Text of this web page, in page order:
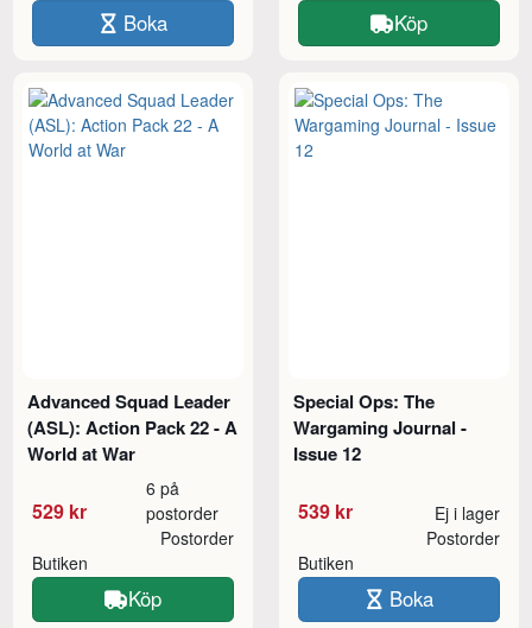
Boka Köp
Advanced Squad Leader
(ASL): Action Pack 22 - A
World at War
529 kr
6 på
postorder
Butiken
Postorder
Köp
Special Ops: The
Wargaming Journal -
Issue 12
539 kr Ej i lager
Butiken
Postorder
Boka